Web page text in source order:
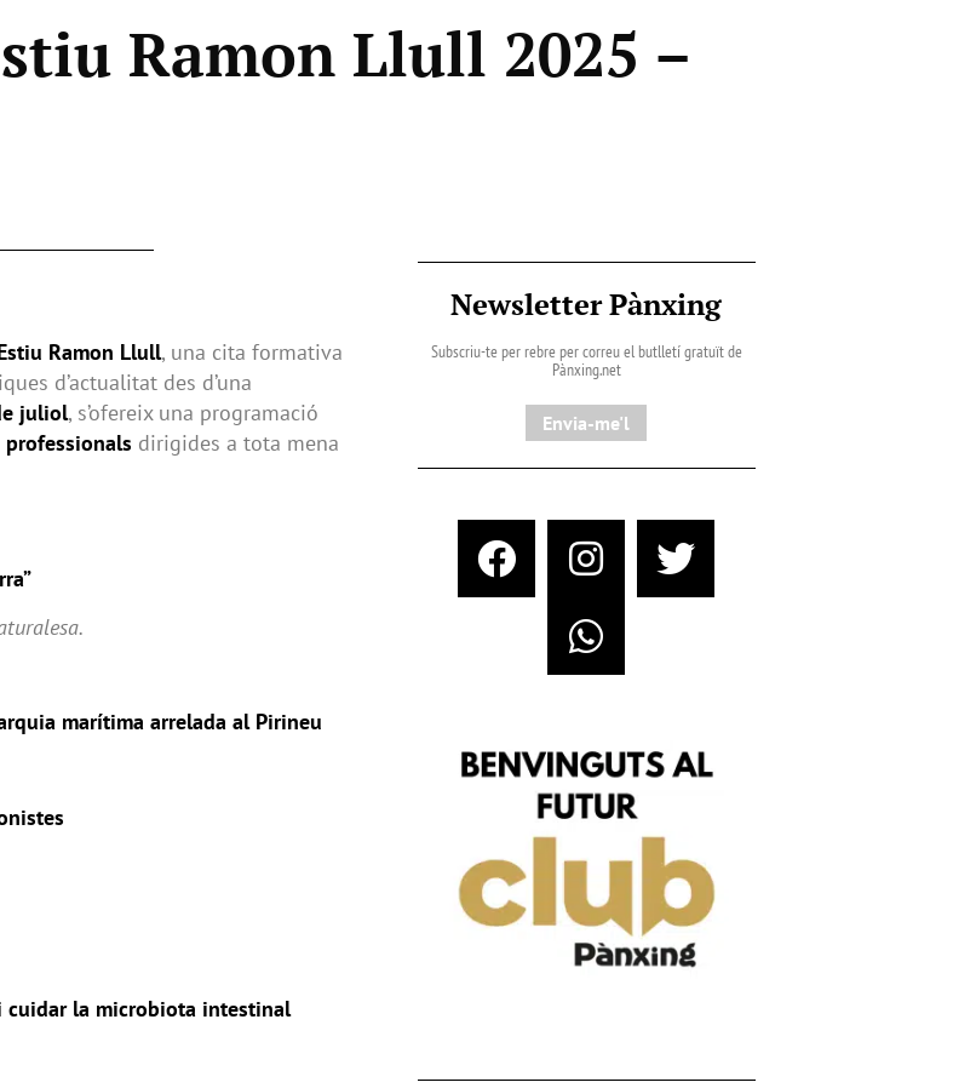
Ramon Llull 2025 –
Ramon Llull, una cita formativa
d’actualitat des d’una
juliol, s’ofereix una programació
dirigides a tota mena
marítima arrelada al Pirineu
cuidar la microbiota intestinal
Newsletter Pànxing
Subscriu-te per rebre per correu el butlletí gratuït de
Pànxing.net​
Envia-me'l